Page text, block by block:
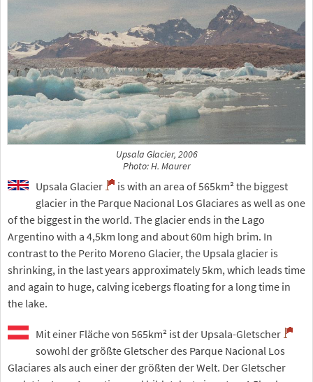
Upsala Glacier, 2006
Photo: H. Maurer
Upsala Glacier
is with an area of 565km² the biggest
glacier in the Parque Nacional Los Glaciares as well as one
of the biggest in the world. The glacier ends in the Lago
Argentino with a 4,5km long and about 60m high brim. In
contrast to the Perito Moreno Glacier, the Upsala glacier is
shrinking, in the last years approximately 5km, which leads time
and again to huge, calving icebergs floating for a long time in
the lake.
Mit einer Fläche von 565km² ist der Upsala-Gletscher
sowohl der größte Gletscher des Parque Nacional Los
Glaciares als auch einer der größten der Welt. Der Gletscher